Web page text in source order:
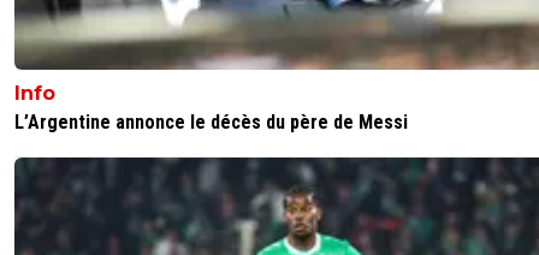
Info
L’Argentine annonce le décès du père de Messi